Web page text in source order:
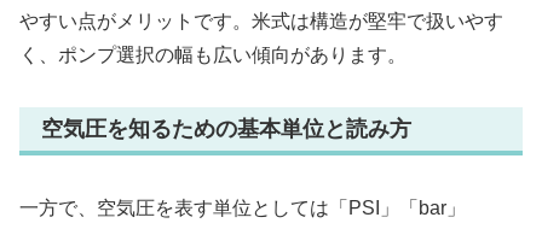
やすい点がメリットです。米式は構造が堅牢で扱いやす
く、ポンプ選択の幅も広い傾向があります。
空気圧を知るための基本単位と読み方
一方で、空気圧を表す単位としては「PSI」「bar」